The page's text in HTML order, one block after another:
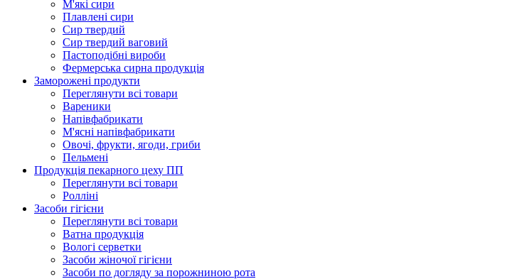
М'які сири
Плавлені сири
Сир твердий
Сир твердий ваговий
Пастоподібні вироби
Фермерська сирна продукція
Заморожені продукти
Переглянути всі товари
Вареники
Напівфабрикати
М'ясні напівфабрикати
Овочі, фрукти, ягоди, гриби
Пельмені
Продукцiя пекарного цеху ПП
Переглянути всі товари
Ролліні
Засоби гігієни
Переглянути всі товари
Ватна продукція
Вологi серветки
Засоби жіночої гігієни
Засоби по догляду за порожниною рота